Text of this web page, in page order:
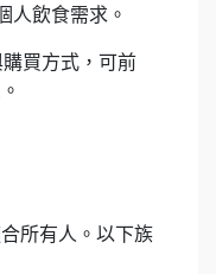
人飲食需求。
買方式，可前
。
所有人。以下族